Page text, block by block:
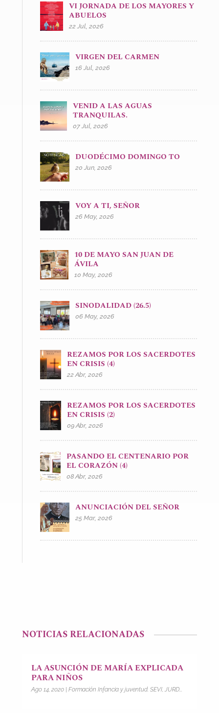
VI JORNADA DE LOS MAYORES Y
ABUELOS
22 Jul, 2026
VIRGEN DEL CARMEN
16 Jul, 2026
VENID A LAS AGUAS
TRANQUILAS.
07 Jul, 2026
DUODÉCIMO DOMINGO TO
20 Jun, 2026
VOY A TI, SEÑOR
26 May, 2026
10 DE MAYO SAN JUAN DE
ÁVILA
10 May, 2026
SINODALIDAD (26.5)
06 May, 2026
REZAMOS POR LOS SACERDOTES
EN CRISIS (4)
22 Abr, 2026
REZAMOS POR LOS SACERDOTES
EN CRISIS (2)
09 Abr, 2026
PASANDO EL CENTENARIO POR
EL CORAZÓN (4)
08 Abr, 2026
ANUNCIACIÓN DEL SEÑOR
25 Mar, 2026
NOTICIAS RELACIONADAS
LA ASUNCIÓN DE MARÍA EXPLICADA
PARA NIÑOS
Ago 14, 2020| Formación Infancia y juventud. SEVI, JURD...